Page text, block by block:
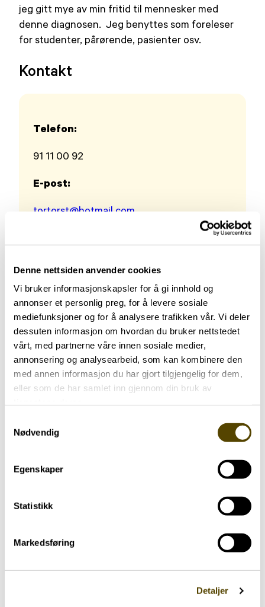
Denne nettsiden anvender cookies
Vi bruker informasjonskapsler for å gi innhold og
annonser et personlig preg, for å levere sosiale
mediefunksjoner og for å analysere trafikken vår. Vi deler
dessuten informasjon om hvordan du bruker nettstedet
vårt, med partnerne våre innen sosiale medier,
annonsering og analysearbeid, som kan kombinere den
med annen informasjon du har gjort tilgjengelig for dem,
eller som de har samlet inn gjennom din bruk av
Nødvendig
Egenskaper
Statistikk
Markedsføring
Detaljer
jeg gitt mye av min fritid til mennesker med
denne diagnosen. Jeg benyttes som foreleser
for studenter, pårørende, pasienter osv.
Kontakt
Telefon:
91 11 00 92
E-post:
tortorst@hotmail.com
Bli kjent med våre likepersoner
Har parkinson
48 år